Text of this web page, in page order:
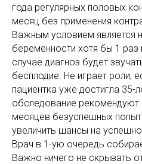
года регулярных половых
месяц без применения
Важным условием является
беременности хотя бы 1 раз
случае диагноз будет
бесплодие. Не играет роли,
пациентка уже достигла 35-
обследование рекомендуют
месяцев безуспешных
увеличить шансы на
Врач в 1-ую очередь
Важно ничего не скрывать